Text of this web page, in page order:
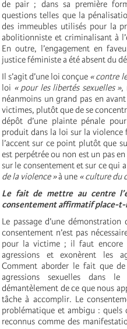
de pair ; dans sa première
questions telles que la
des immeubles utilisés pour la
abolitionniste et criminalisant à
En outre, l’engagement en
justice féministe a été absent du
Il s’agit d’une loi conçue « contre
loi « pour les libertés sexuelles »,
néanmoins un grand pas en
victimes, plutôt que de se
dépôt d’une plainte pénale
produit dans la loi sur la violence
l’accent sur ce point plutôt que
est perpétrée ou non est un pas
sur le consentement et sur ce qui
de la violence »à une « culture du
Le fait de mettre au centre
consentement affirmatif place-
Le passage d’une
consentement n’est pas
pour la victime ; il faut encore
agressions et exonèrent les
Comment aborder le fait que de
agressions sexuelles dans
démantèlement de ce que nous
tâche à accomplir. Le
problématique et ambigu :
reconnus comme des